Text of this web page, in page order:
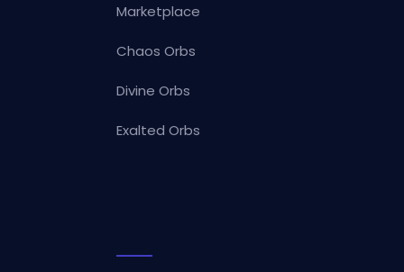
Marketplace
Chaos Orbs
Divine Orbs
Exalted Orbs